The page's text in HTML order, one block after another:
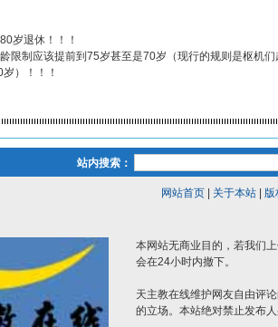
岁退休！！！
限制应该提前到75岁甚至是70岁（现行的规则是枢机
）！！！
站内搜索：
网站首页| 关于本站| 版
本网站无商业目的，若我们
会在24小时内撤下。
天主教在线维护网友自由评
的立场。本站绝对禁止发布